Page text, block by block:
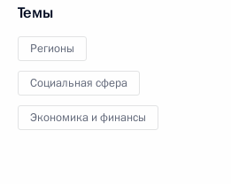
Темы
Регионы
Социальная сфера
Экономика и финансы